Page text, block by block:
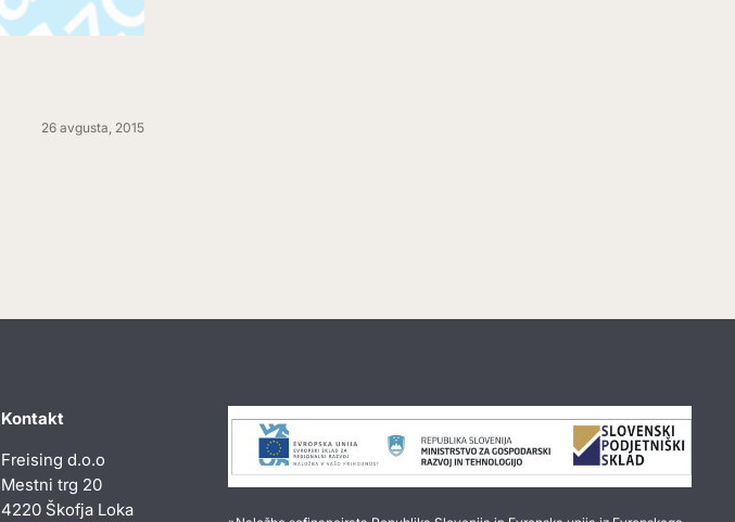
26 avgusta, 2015
Kontakt
Freising d.o.o
Mestni trg 20
4220 Škofja Loka